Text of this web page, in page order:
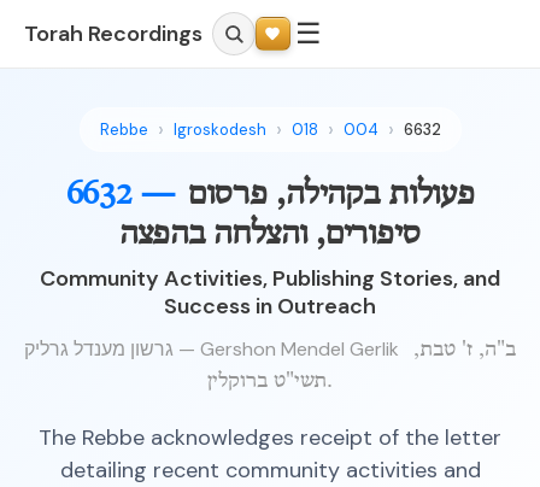
Torah Recordings ☰
Rebbe Igroskodesh 018 004 6632
6632 — פעולות בקהילה, פרסום
סיפורים, והצלחה בהפצה
Community Activities, Publishing Stories, and
Success in Outreach
גרשון מענדל גרליק — Gershon Mendel Gerlik
ב"ה, ז' טבת,
תשי"ט ברוקלין.
The Rebbe acknowledges receipt of the letter
detailing recent community activities and